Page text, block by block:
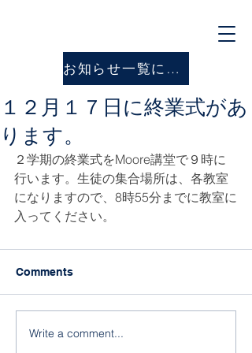
お知らせ一覧に戻る
１２月１７日に終業式があ
ります。
２学期の終業式をMoore講堂で９時に
行います。生徒の集合場所は、各教室
になりますので、8時55分までに教室に
入ってください。
Comments
Write a comment...